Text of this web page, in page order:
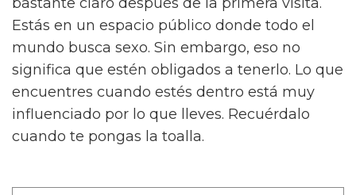
Estás en un espacio público donde todo el
mundo busca sexo. Sin embargo, eso no
significa que estén obligados a tenerlo. Lo que
encuentres cuando estés dentro está muy
influenciado por lo que lleves. Recuérdalo
cuando te pongas la toalla.